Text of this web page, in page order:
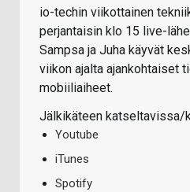
io-techin viikottainen
perjantaisin klo 15 live-
Sampsa ja Juha käyvät
viikon ajalta ajankohtaiset
mobiiliaiheet.
Jälkikäteen katseltavissa/
Youtube
iTunes
Spotify